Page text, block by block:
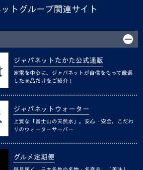
トグループ関連サイト
ジャパネットたかた公式通販
家電を中心に、ジャパネットが自信をもって厳選
した商品だけをご紹介！
ジャパネットウォーター
上質な「富士山の天然水」。安心・安全、こだわ
りのウォーターサーバー
グルメ定期便